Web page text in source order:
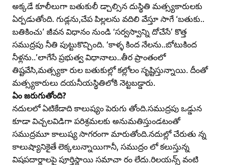
అక్కడే కూలీలుగా బతుకులీ డ్చాల్సిన దుస్థితి మత్స్యకారులకు
ఏర్పడుతోంది. గుడ్లను,చేప పిల్లలను వదిలి వేస్తూ సాగే ‘బతుకు..
బతికించు’ జీవన విధానం నుండి ‘సర్వస్వాన్ని దోచేసే’ కొత్త
సముద్రపు నీతి పుట్టుకొచ్చింది. ‘కాళ్ళ కింద నేలను..బోటుకింద
నీళ్లను..’లాగేసే ప్రభుత్వ విధానాలు..తీర ప్రాంతంలో
తిష్టవేసి,మత్స్యకా రుల బతుకుల్లో కల్లోలం సృష్టిస్తున్నాయి. దీంతో
మత్స్యకారులు దయనీయస్థితిలోకి నెట్టబడ్డారు.
ఏం జరుగుతోంది?
నదులలో ఏటికేడాది కాలుష్యం పెరుగు తోంది.సముద్రపు ఒడ్డున
కూడా విచ్చలవిడిగా పరిశ్రమలకు అనుమతిస్తుండటంతో
సముద్రమూ కాలుష్య సాగరంగా మారుతోంది.నదుల్లో చేరుతు న్న
కాలుష్యానికైతే లెక్కలున్నాయిగానీ, సముద్రం లో కలుస్తున్న
విషపదార్థాలపై పూర్తిస్థాయి సమాచా రం లేదు.రిలయన్స్‌ వంటి